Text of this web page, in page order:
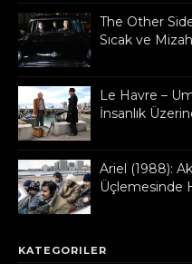
The Other
Sıcak ve
Le Havre –
İnsanlık
Ariel (1988):
Üçlemesinde
KATEGORILER